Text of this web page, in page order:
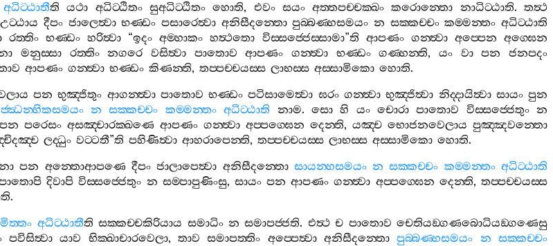
අධිට‍්ඨාතීති යථා අධිට‍්ඨිතං සුඅධිට‍්ඨිතං හොති, එවං සයං අත‍්තපච‍්චක‍්ඛං කරොන‍්තො නාධිට‍්ඨාති.තත්‍ථ
උට‍්ඨාය දීපං ජාලෙත්‍වා භණ‍්ඩං පසාරෙත්‍වා අනිසීදන‍්තො පුබ‍්බණ‍්හසමයං න සක‍්කච‍්චං කම‍්මන‍්තං අධිට‍්ඨාති
රත‍්තිං භණ‍්ඩං හරිත්‍වා“ඉදං අම‍්හාකං හත්‍ථතො විස‍්සජ‍්ජෙස‍්සාමා”ති ආපණං ගන‍්ත්‍වා අප‍්පෙන අග‍්ඝෙන
මනුස‍්සා රත‍්තිං නගරෙ වසිත්‍වා පාතොව ආපණං ගන‍්ත්‍වා භණ‍්ඩං ගණ‍්හන‍්ති,යං වා පන
ජනපදං
ආපණං ගන‍්ත්‍වා භණ‍්ඩං කිණන‍්ති, තප‍්පච‍්චයස‍්ස ලාභස‍්ස අස‍්සාමිකො හොති.
පන භුඤ‍්ජිතුං ආගන‍්ත්‍වා පාතොව භණ‍්ඩං පටිසාමෙත්‍වා ඝරං ගන‍්ත්‍වා භුඤ‍්ජිත්‍වා නිද‍්දායිත්‍වා සායං පුන
න සක‍්කච‍්චං කම‍්මන‍්තං අධිට‍්ඨාති නාම. සො හි යං චොරා පාතොව විස‍්සජ‍්ජෙතුං න
පන පරෙසං අසඤ‍්චාරක‍්ඛණෙ ආපණං ගන‍්ත්‍වා අප‍්පග‍්ඝෙන දෙන‍්ති, යඤ‍්ච භොජනවෙලාය පුඤ‍්ඤවන‍්තො
ලද‍්ධුං වට‍්ටතී”ති පහිණිත්‍වා ආහරාපෙන‍්ති, තප‍්පච‍්චයස‍්ස ලාභස‍්ස අස‍්සාමිකො හොති.
පන අන‍්තොආපණෙ දීපං ජාලාපෙත්‍වා අනිසීදන‍්තො සායන‍්හසමයං න සක‍්කච‍්චං කම‍්මන‍්තං අධිට‍්ඨාති
දිවාපි විස‍්සජ‍්ජෙතුං න සම‍්පාපුණිංසු, සායං පන ආපණං ගන‍්ත්‍වා අප‍්පග‍්ඝෙන දෙන‍්ති, තප‍්පච‍්චයස‍්ස
.
අධිට‍්ඨාතීති සක‍්කච‍්චකිරියාය සමාධිං න සමාපජ‍්ජති. එත්‍ථ ච පාතොව චෙතියඞ‍්ගණබොධියඞ‍්ගණෙසු
පවිසිත්‍වා යාව භික‍්ඛාචාරවෙලා,තාව සමාපත‍්තිං අප‍්පෙත්‍වා අනිසීදන‍්තො පුබ‍්බණ‍්හසමයං න සක‍්කච‍්චං